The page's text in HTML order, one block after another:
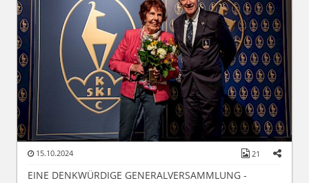
15.10.2024 21
EINE DENKWÜRDIGE GENERALVERSAMMLUNG -